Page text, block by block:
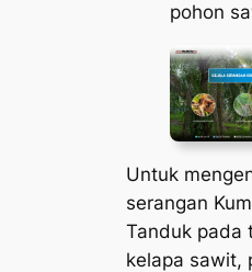
pohon
Untuk
serangan
Tanduk pada
kelapa sawit,